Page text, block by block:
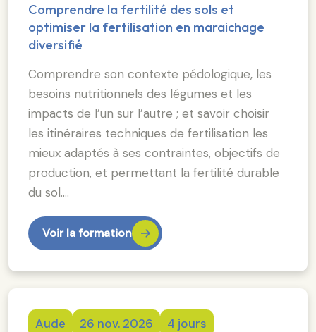
Comprendre la fertilité des sols et
optimiser la fertilisation en maraichage
diversifié
Comprendre son contexte pédologique, les
besoins nutritionnels des légumes et les
impacts de l’un sur l’autre ; et savoir choisir
les itinéraires techniques de fertilisation les
mieux adaptés à ses contraintes, objectifs de
production, et permettant la fertilité durable
du sol.…
Voir la formation
Aude 26 nov. 2026 4 jours